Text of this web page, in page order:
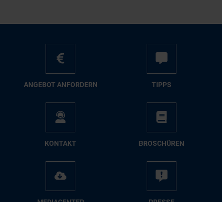
AN­GE­BOT AN­FOR­DERN TIPPS
KON­TAKT BRO­SCHÜ­REN